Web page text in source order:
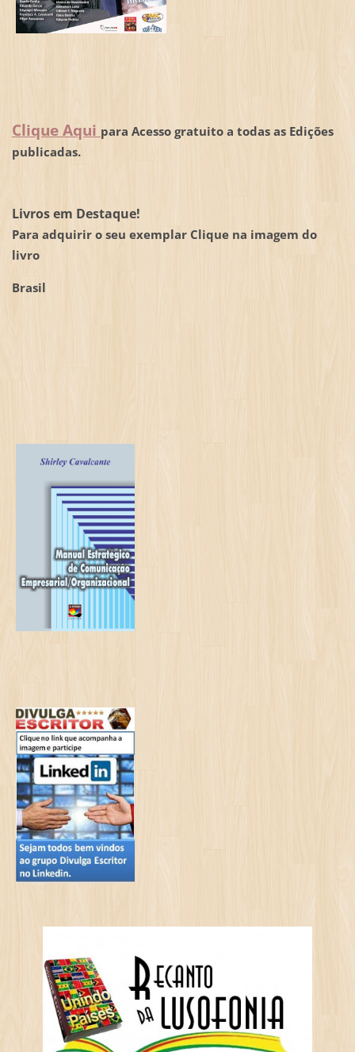
Clique Aqui para Acesso gratuito a todas as Edições
publicadas.
Livros em Destaque!
Para adquirir o seu exemplar Clique na imagem do
livro
Brasil